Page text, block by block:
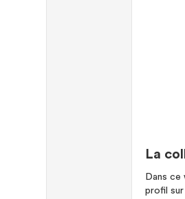
La
Dans
profil